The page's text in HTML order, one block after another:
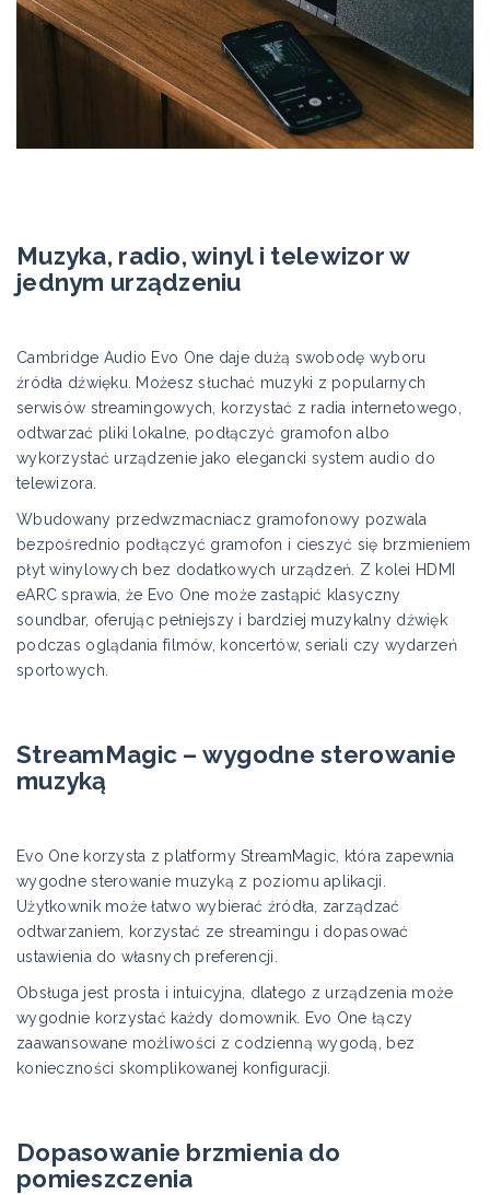
Muzyka, radio, winyl i telewizor w
jednym urządzeniu
Cambridge Audio Evo One daje dużą swobodę wyboru
źródła dźwięku. Możesz słuchać muzyki z popularnych
serwisów streamingowych, korzystać z radia internetowego,
odtwarzać pliki lokalne, podłączyć gramofon albo
wykorzystać urządzenie jako elegancki system audio do
telewizora.
Wbudowany przedwzmacniacz gramofonowy pozwala
bezpośrednio podłączyć gramofon i cieszyć się brzmieniem
płyt winylowych bez dodatkowych urządzeń. Z kolei HDMI
eARC sprawia, że Evo One może zastąpić klasyczny
soundbar, oferując pełniejszy i bardziej muzykalny dźwięk
podczas oglądania filmów, koncertów, seriali czy wydarzeń
sportowych.
StreamMagic – wygodne sterowanie
muzyką
Evo One korzysta z platformy StreamMagic, która zapewnia
wygodne sterowanie muzyką z poziomu aplikacji.
Użytkownik może łatwo wybierać źródła, zarządzać
odtwarzaniem, korzystać ze streamingu i dopasować
ustawienia do własnych preferencji.
Obsługa jest prosta i intuicyjna, dlatego z urządzenia może
wygodnie korzystać każdy domownik. Evo One łączy
zaawansowane możliwości z codzienną wygodą, bez
konieczności skomplikowanej konfiguracji.
Dopasowanie brzmienia do
pomieszczenia